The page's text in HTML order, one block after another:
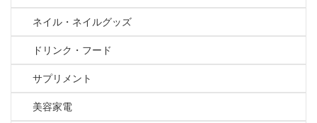
ネイル・ネイルグッズ
ドリンク・フード
サプリメント
美容家電